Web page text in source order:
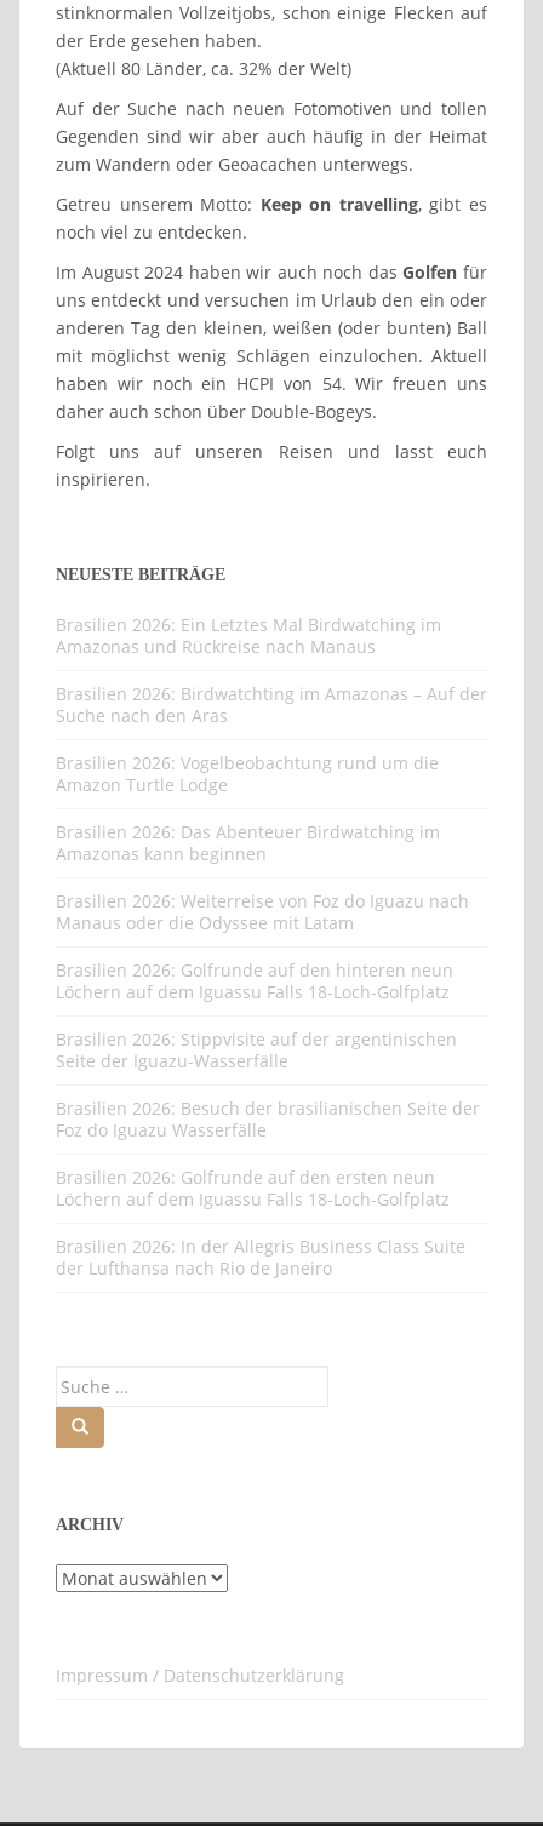
stinknormalen Vollzeitjobs, schon einige Flecken auf
der Erde gesehen haben.
(Aktuell 80 Länder, ca. 32% der Welt)
Auf der Suche nach neuen Fotomotiven und tollen
Gegenden sind wir aber auch häufig in der Heimat
zum Wandern oder Geoacachen unterwegs.
Getreu unserem Motto: Keep on travelling, gibt es
noch viel zu entdecken.
Im August 2024 haben wir auch noch dasGolfen für
uns entdeckt und versuchen im Urlaub den ein oder
anderen Tag den kleinen, weißen (oder bunten) Ball
mit möglichst wenig Schlägen einzulochen. Aktuell
haben wir noch ein HCPI von 54. Wir freuen uns
daher auch schon über Double-Bogeys.
Folgt uns auf unseren Reisen und lasst euch
inspirieren.
NEUESTE BEITRÄGE
Brasilien 2026: Ein Letztes Mal Birdwatching im
Amazonas und Rückreise nach Manaus
Brasilien 2026: Birdwatchting im Amazonas – Auf der
Suche nach den Aras
Brasilien 2026: Vogelbeobachtung rund um die
Amazon Turtle Lodge
Brasilien 2026: Das Abenteuer Birdwatching im
Amazonas kann beginnen
Brasilien 2026: Weiterreise von Foz do Iguazu nach
Manaus oder die Odyssee mit Latam
Brasilien 2026: Golfrunde auf den hinteren neun
Löchern auf dem Iguassu Falls 18-Loch-Golfplatz
Brasilien 2026: Stippvisite auf der argentinischen
Seite der Iguazu-Wasserfälle
Brasilien 2026: Besuch der brasilianischen Seite der
Foz do Iguazu Wasserfälle
Brasilien 2026: Golfrunde auf den ersten neun
Löchern auf dem Iguassu Falls 18-Loch-Golfplatz
Brasilien 2026: In der Allegris Business Class Suite
der Lufthansa nach Rio de Janeiro
ARCHIV
Archiv
Impressum / Datenschutzerklärung